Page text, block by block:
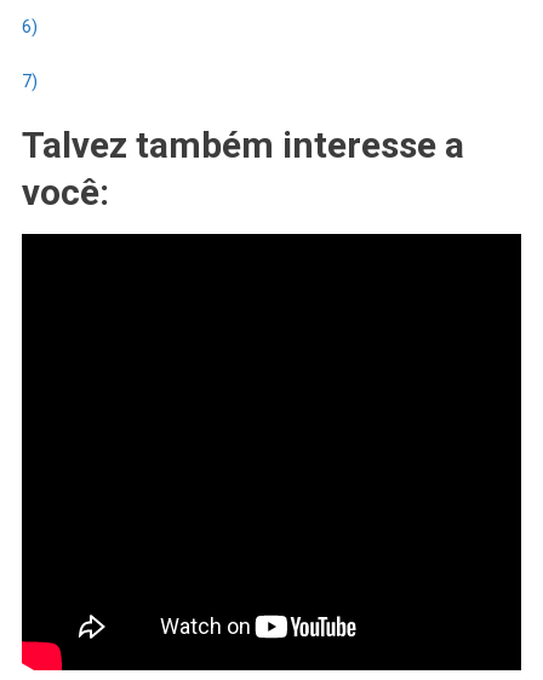
6)
7)
Talvez também interesse a
você: